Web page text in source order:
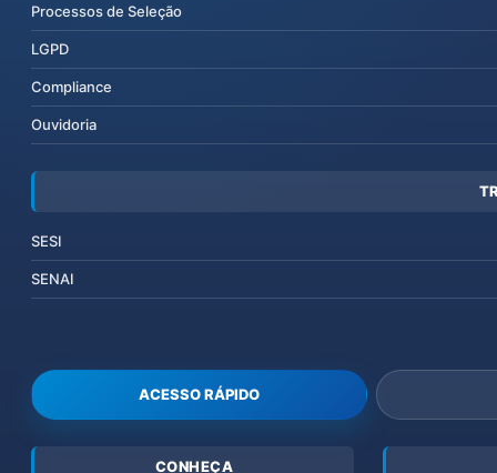
Processos de Seleção
LGPD
Compliance
Ouvidoria
SESI
SENAI
ACESSO RÁPIDO
CONHEÇA